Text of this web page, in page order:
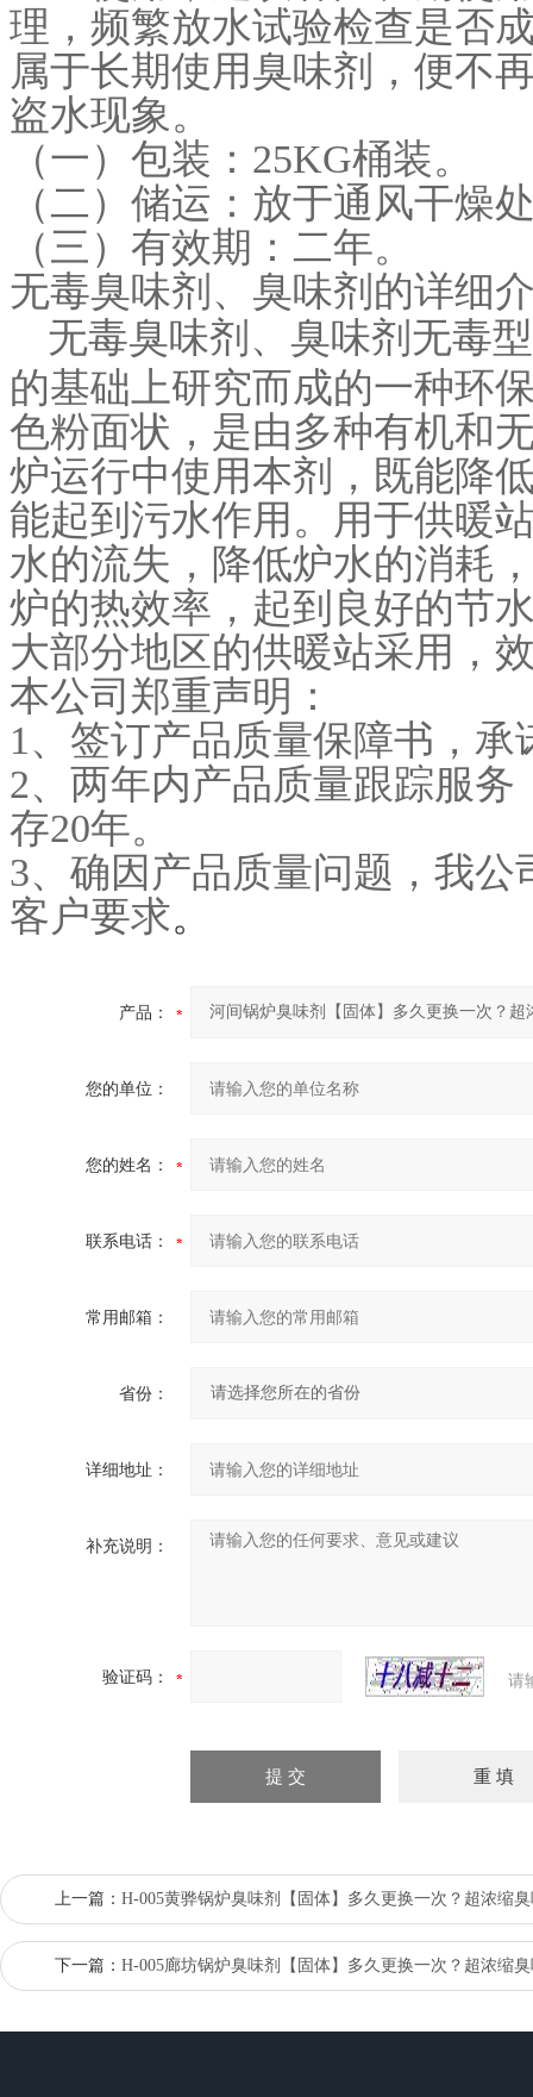
理，频繁放水试验检查是否
属于长期使用臭味剂，便不
盗水现象。
（一）包装：25KG桶装。
（二）储运：放于通风干燥
（三）有效期：二年。
无毒臭味剂、臭味剂的详细
无毒臭味剂、臭味剂无毒
的基础上研究而成的一种环
色粉面状，是由多种有机和
炉运行中使用本剂，既能降
能起到污水作用。用于供暖
水的流失，降低炉水的消耗
炉的热效率，起到良好的节
大部分地区的供暖站采用，
本公司郑重声明：
1 、签订产品质量保障书，
2、两年内产品质量跟踪服
存20年。
3、确因产品质量问题，我
客户要求。
产品：
您的单位：
您的姓名：
联系电话：
常用邮箱：
省份：
详细地址：
补充说明：
验证码： 请
上一篇： H-005黄骅锅炉臭味剂【固体】多久更换一次？超浓缩
下一篇： H-005廊坊锅炉臭味剂【固体】多久更换一次？超浓缩